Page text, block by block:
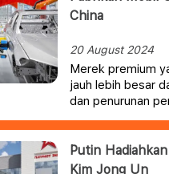
China
20 August 2024
Merek premium
jauh lebih besar
dan penurunan
diberikan oleh
Putin
Kim Jong Un